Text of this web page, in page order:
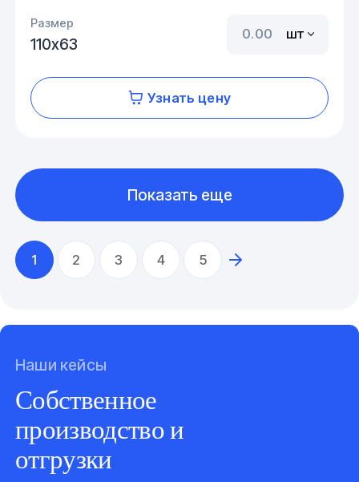
Размер
110х63
шт
Узнать цену
1 2 3 4 5
Показать еще
Наши кейсы
Собственное
производство и
отгрузки